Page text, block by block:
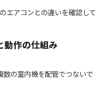
エアコンとの違いを確認して
動作の仕組み
の室内機を配管でつないで